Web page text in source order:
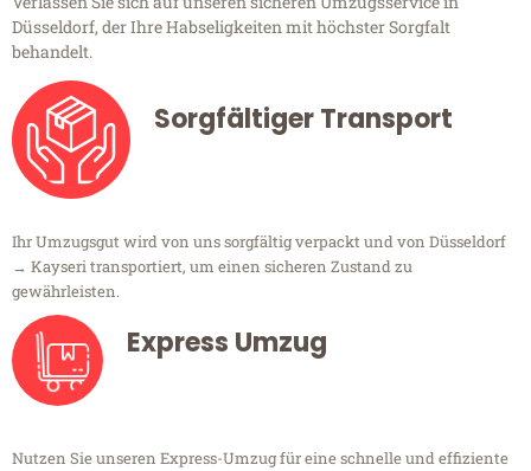
Düsseldorf, der Ihre Habseligkeiten mit höchster Sorgfalt
behandelt.
Sorgfältiger Transport
Ihr Umzugsgut wird von uns sorgfältig verpackt und von Düsseldorf
→ Kayseri transportiert, um einen sicheren Zustand zu
gewährleisten.
Express Umzug
Nutzen Sie unseren Express-Umzug für eine schnelle und effiziente